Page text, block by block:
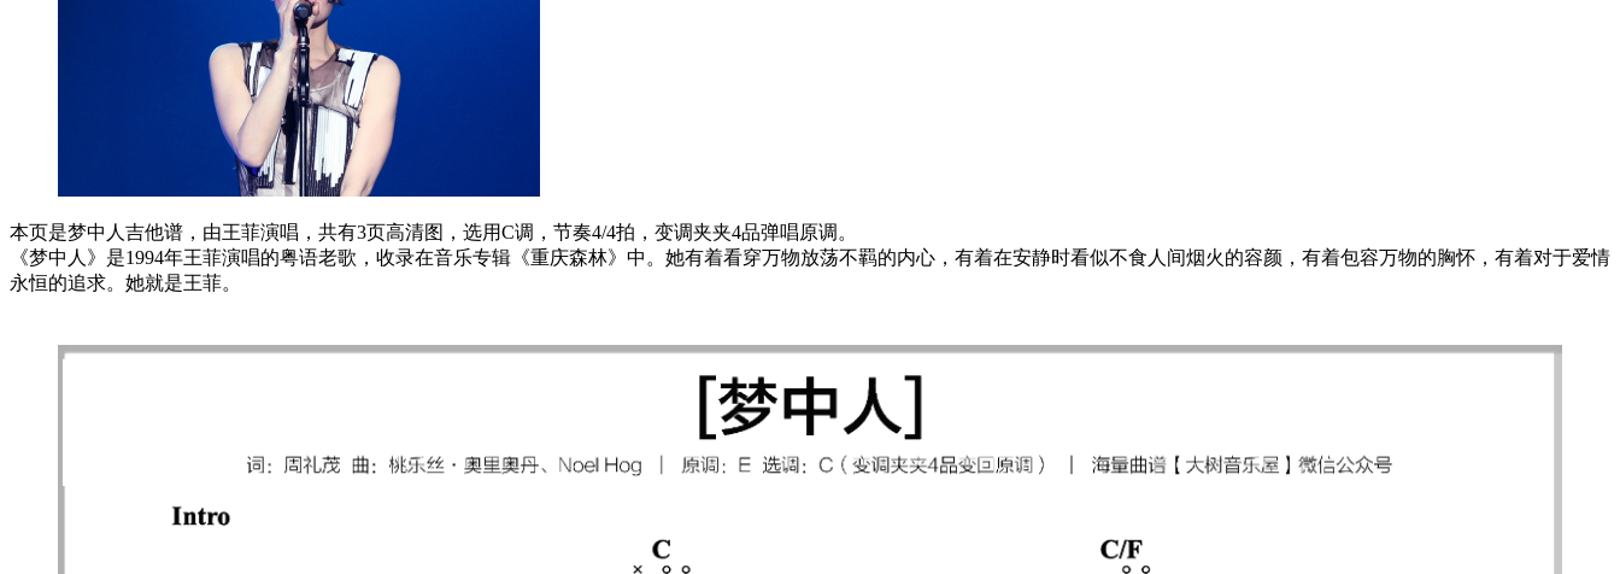
本页是梦中人吉他谱，由王菲演唱，共有3页高清图，选用C调，节奏4/4拍，变调夹夹4品弹唱原调。
《梦中人》是1994年王菲演唱的粤语老歌，收录在音乐专辑《重庆森林》中。她有着看穿万物放荡不羁的内心，有着在安静时看似不食人间烟火的容颜，有着包容万物的胸怀，有着对于爱情
永恒的追求。她就是王菲。